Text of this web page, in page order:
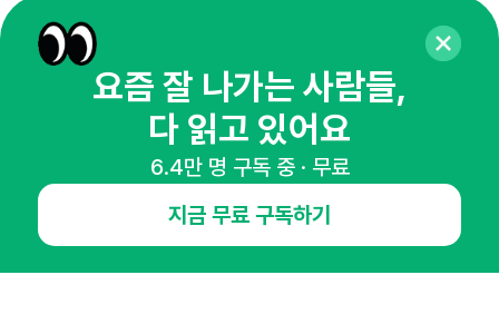
뉴스레터 구독하기
오픈애즈란
요즘 잘 나가는 사람들,
다 읽고 있어요
6.4만 명 구독 중 · 무료
지금 무료 구독하기